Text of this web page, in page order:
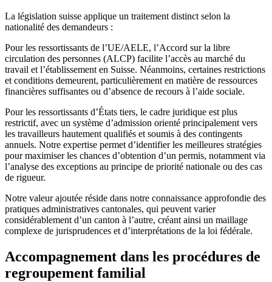
La législation suisse applique un traitement distinct selon la
nationalité des demandeurs :
Pour les ressortissants de l’UE/AELE, l’Accord sur la libre
circulation des personnes (ALCP) facilite l’accès au marché du
travail et l’établissement en Suisse. Néanmoins, certaines restrictions
et conditions demeurent, particulièrement en matière de ressources
financières suffisantes ou d’absence de recours à l’aide sociale.
Pour les ressortissants d’États tiers, le cadre juridique est plus
restrictif, avec un système d’admission orienté principalement vers
les travailleurs hautement qualifiés et soumis à des contingents
annuels. Notre expertise permet d’identifier les meilleures stratégies
pour maximiser les chances d’obtention d’un permis, notamment via
l’analyse des exceptions au principe de priorité nationale ou des cas
de rigueur.
Notre valeur ajoutée réside dans notre connaissance approfondie des
pratiques administratives cantonales, qui peuvent varier
considérablement d’un canton à l’autre, créant ainsi un maillage
complexe de jurisprudences et d’interprétations de la loi fédérale.
Accompagnement dans les procédures de
regroupement familial